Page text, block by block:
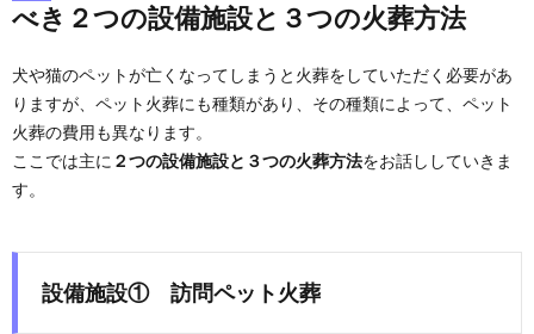
べき２つの設備施設と３つの火葬方法
犬や猫のペットが亡くなってしまうと火葬をしていただく必要があ
りますが、ペット火葬にも種類があり、その種類によって、ペット
火葬の費用も異なります。
ここでは主に ２つの設備施設と３つの火葬方法をお話ししていきま
す。
設備施設①訪問ペット火葬